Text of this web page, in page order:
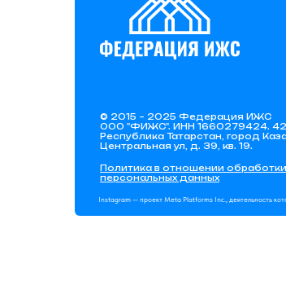
© 2015 – 2025 Федерация ИЖС
ООО "ФИЖС". ИНН 1660279424.
Республика Татарстан, город
Центральная ул, д. 39, кв. 19.
Политика в отношении обработки
персональных данных
Instagram — проект Meta Platforms Inc., деятельность